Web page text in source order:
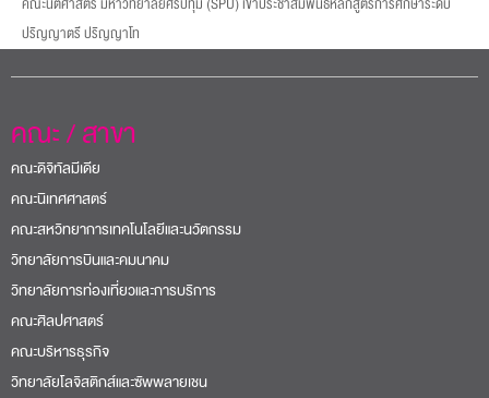
ปริญญาตรี ปริญญาโท
คณะ / สาขา
คณะดิจิทัลมีเดีย
คณะนิเทศศาสตร์
คณะสหวิทยาการเทคโนโลยีและนวัตกรรม
วิทยาลัยการบินและคมนาคม
วิทยาลัยการท่องเที่ยวและการบริการ
คณะศิลปศาสตร์
คณะบริหารธุรกิจ
วิทยาลัยโลจิสติกส์และซัพพลายเชน